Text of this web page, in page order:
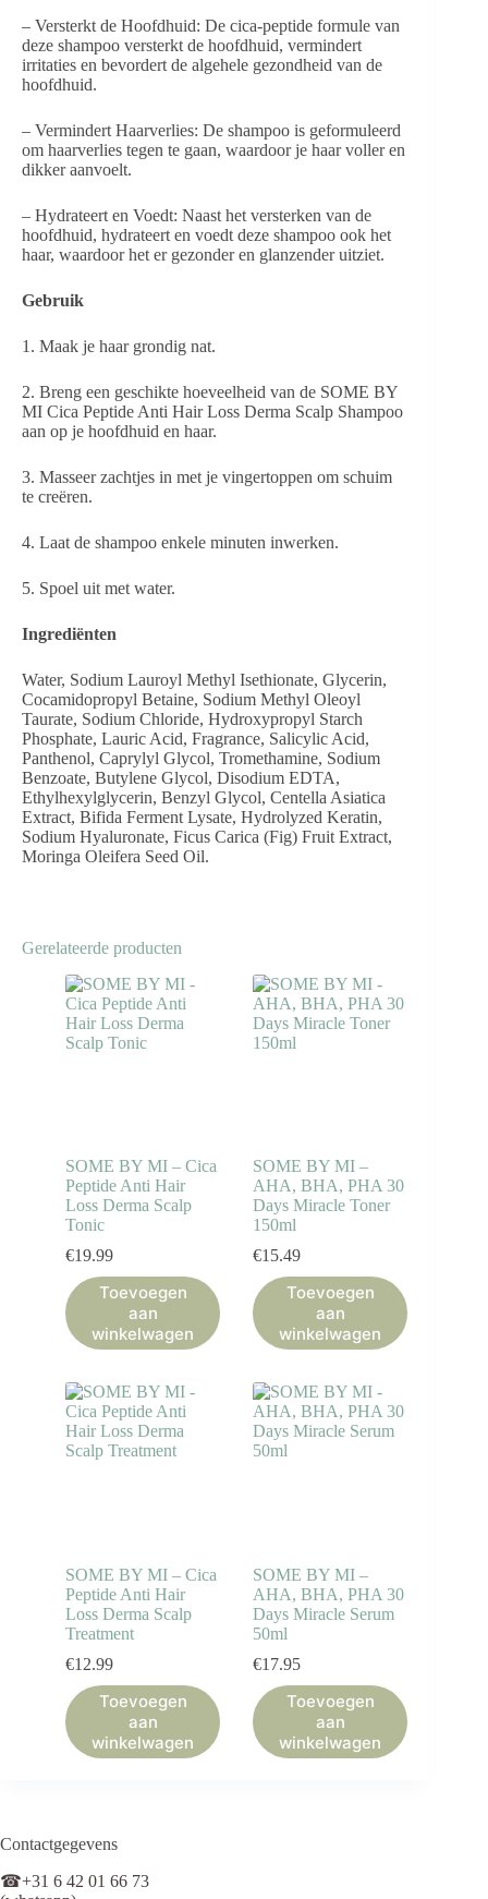
– Versterkt de Hoofdhuid: De cica-peptide formule van
deze shampoo versterkt de hoofdhuid, vermindert
irritaties en bevordert de algehele gezondheid van de
hoofdhuid.
– Vermindert Haarverlies: De shampoo is geformuleerd
om haarverlies tegen te gaan, waardoor je haar voller en
dikker aanvoelt.
– Hydrateert en Voedt: Naast het versterken van de
hoofdhuid, hydrateert en voedt deze shampoo ook het
haar, waardoor het er gezonder en glanzender uitziet.
Gebruik
1. Maak je haar grondig nat.
2. Breng een geschikte hoeveelheid van de SOME BY
MI Cica Peptide Anti Hair Loss Derma Scalp Shampoo
aan op je hoofdhuid en haar.
3. Masseer zachtjes in met je vingertoppen om schuim
te creëren.
4. Laat de shampoo enkele minuten inwerken.
5. Spoel uit met water.
Ingrediënten
Water, Sodium Lauroyl Methyl Isethionate, Glycerin,
Cocamidopropyl Betaine, Sodium Methyl Oleoyl
Taurate, Sodium Chloride, Hydroxypropyl Starch
Phosphate, Lauric Acid, Fragrance, Salicylic Acid,
Panthenol, Caprylyl Glycol, Tromethamine, Sodium
Benzoate, Butylene Glycol, Disodium EDTA,
Ethylhexylglycerin, Benzyl Glycol, Centella Asiatica
Extract, Bifida Ferment Lysate, Hydrolyzed Keratin,
Sodium Hyaluronate, Ficus Carica (Fig) Fruit Extract,
Moringa Oleifera Seed Oil.
Gerelateerde producten
SOME BY MI – Cica
Peptide Anti Hair
Loss Derma Scalp
Tonic
€19.99
Toevoegen
aan
winkelwagen
SOME BY MI –
AHA, BHA, PHA 30
Days Miracle Toner
150ml
€15.49
Toevoegen
aan
winkelwagen
SOME BY MI – Cica
Peptide Anti Hair
Loss Derma Scalp
Treatment
€12.99
Toevoegen
aan
winkelwagen
SOME BY MI –
AHA, BHA, PHA 30
Days Miracle Serum
50ml
€17.95
Toevoegen
aan
winkelwagen
Contactgegevens
☎+31 6 42 01 66 73